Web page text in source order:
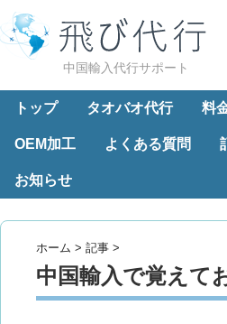
中国輸入代行サポート
トップ タオバオ代行 料
OEM加工 よくある質問
お知らせ
ホーム > 記事 >
中国輸入で覚えて